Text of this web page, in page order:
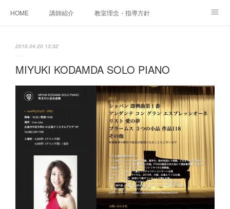
HOME 講師紹介 教室理念・指導方針
ご相談・体験レッスンお申し込み
アクセス 演奏スケジュール
2016.04.20 13:32
MIYUKI KODAMDA SOLO PIANO